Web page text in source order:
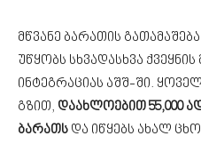
მწვანე ბარათის
უწყობს სხვადასხვა
ინტეგრაციას აშშ-ში.
გზით, დაახლოებით 55,000
ბარათს და იწყებს ახალ